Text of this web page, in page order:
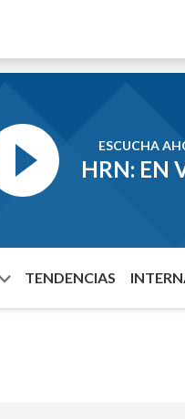
ESCUCHA
HRN: EN
TENDENCIAS